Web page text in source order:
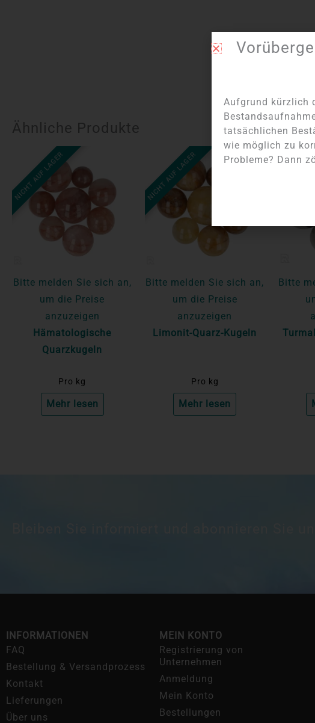
Artikel
Ähnliche Produkte
NICHT AUF LAGER
Bitte melden Sie sich an,
um die Preise
anzuzeigen
Hämatologische
Quarzkugeln
Pro kg
Mehr lesen
NICHT AUF LAGER
Bitte melden Sie sich an,
um die Preise
anzuzeigen
Limonit-Quarz-Kugeln
Pro kg
Mehr lesen
NICHT
Bitte
INFORMATIONEN
FAQ
Bestellung & Versandprozess
Kontakt
Lieferungen
Über uns
MEIN KONTO
Registrierung von
Unternehmen
Anmeldung
Mein Konto
Bestellungen
Aufgrund kürzlich
tatsächlichen
wie möglich zu
Probleme? Dann